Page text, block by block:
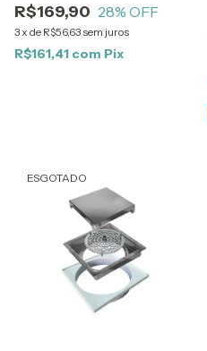
R$169,90 28% OFF
3 x de R$56,63 sem juros
R$161,41 com Pix
ESGOTADO